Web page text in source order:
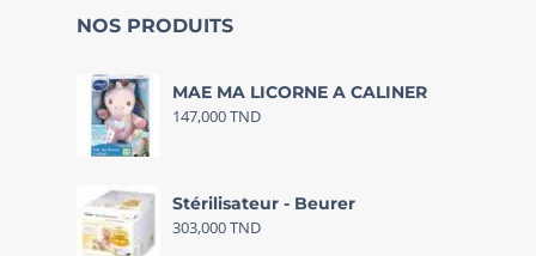
NOS PRODUITS
MAE MA LICORNE A CALINER
147,000TND
Stérilisateur - Beurer
303,000TND